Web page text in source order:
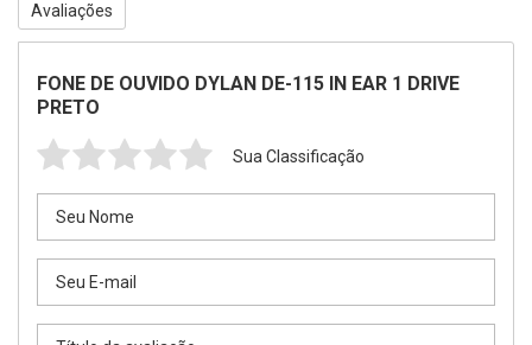
Avaliações
FONE DE OUVIDO DYLAN DE-115 IN EAR 1 DRIVE
PRETO
Sua Classificação